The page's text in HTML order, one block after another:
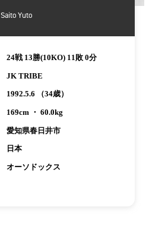
Saito Yuto
24戦 13勝(10KO) 11敗 0分
JK TRIBE
1992.5.6 （34歳）
169cm ・ 60.0kg
愛知県春日井市
日本
オーソドックス